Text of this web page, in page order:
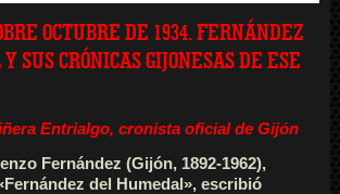
OCTUBRE DE 1934. FERNÁNDEZ
SUS CRÓNICAS GIJONESAS DE ESE
Entrialgo, cronista oficial de Gijón
Fernández (Gijón, 1892-1962),
del Humedal», escribió